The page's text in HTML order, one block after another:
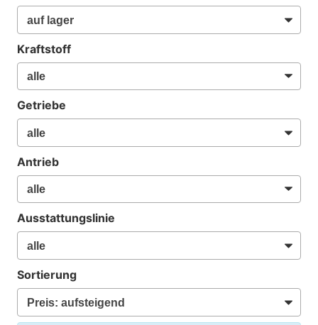
Kraftstoff
Getriebe
Antrieb
Ausstattungslinie
Sortierung